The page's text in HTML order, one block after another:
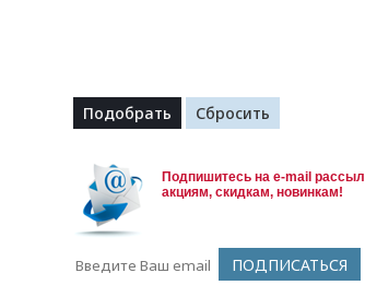
Подпишитесь на e-mail
акциям, скидкам, новинкам!